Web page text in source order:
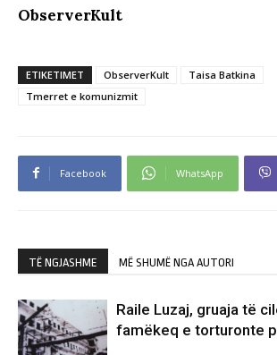
ObserverKult
ETIKETIMET ObserverKult
Taisa Batkina
Tmerret e komunizmit
Facebook WhatsApp
TË NGJASHME MË SHUMË NGA AUTORI
Raile Luzaj, gruaja të
famëkeq e torturonte